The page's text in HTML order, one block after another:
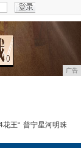
广告
花王“ 普宁星河明珠